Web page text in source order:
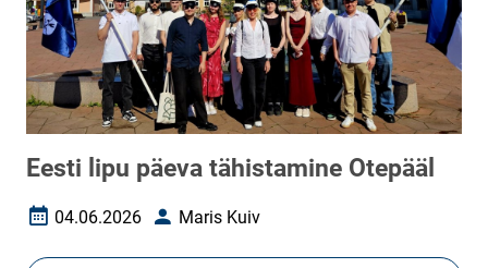
Eesti lipu päeva tähistamine Otepääl
Loomise kuupäev
04.06.2026 AutorMaris Kuiv